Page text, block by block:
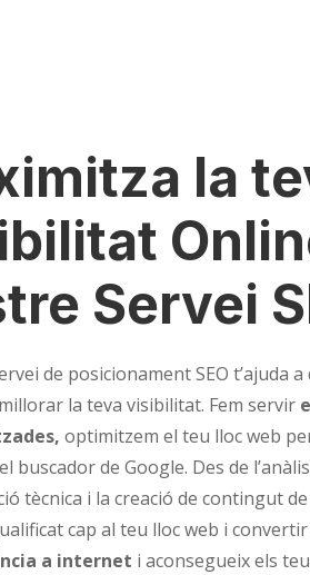
la
Servei
de posicionament SEO t’ajuda
la teva visibilitat. Fem servir
optimitzem el teu lloc web
buscador de Google. Des de
tècnica i la creació de contingut
cap al teu lloc web i
a internet i aconsegueix els